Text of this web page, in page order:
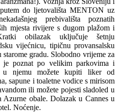
do ljetovališta MENTON uz
prebivališta poznatih
mjesta rivijere s dugom plažom i
obilazak uključuje šetnju
vijećnicu, tipičnu provansalsku
gradu. Slobodno vrijeme za
poznat po velikim parkovima i
u njemu možete kupiti liker od
sapune i toaletne vodice s mirisom
ili možete pojesti sladoled u
obale. Dolazak u Cannes u
Noćenje.